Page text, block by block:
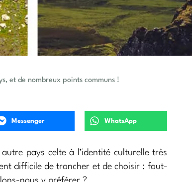
et de nombreux points communs !
Messenger WhatsApp
pays celte à l’identité culturelle très
difficile de trancher et de choisir : faut-